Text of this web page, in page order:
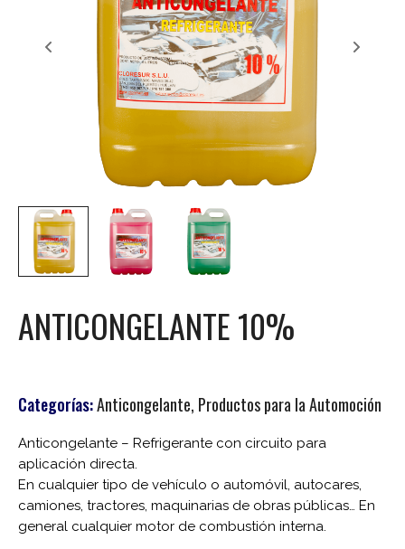
ANTICONGELANTE 10%
Categorías:Anticongelante, Productos para la Automoción
Anticongelante – Refrigerante con circuito para
aplicación directa.
En cualquier tipo de vehículo o automóvil, autocares,
camiones, tractores, maquinarias de obras públicas… En
general cualquier motor de combustión interna.